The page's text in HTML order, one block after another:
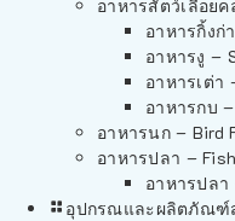
อาหารสัตว์เลี้อย
อาหารกิ้งก่
อาหารงู –
อาหารเต่า
อาหารกบ –
อาหารนก – Bird
อาหารปลา –
อาหารปลา
อุปกรณและผลิตภัณฑ์